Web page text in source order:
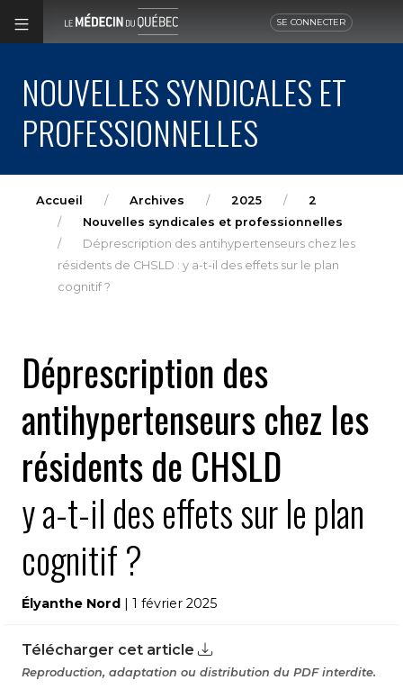
SE CONNECTER
NOUVELLES SYNDICALES ET
PROFESSIONNELLES
Accueil Archives 2025
2
Nouvelles syndicales et professionnelles
Déprescription des antihypertenseurs chez les
résidents de CHSLD : y a-t-il des effets sur le plan
cognitif ?
Déprescription des
antihypertenseurs chez les
résidents de CHSLD
y a-t-il des effets sur le plan
cognitif ?
Élyanthe Nord | 1 février 2025
Télécharger cet article
Reproduction, adaptation ou distribution du PDF interdite.